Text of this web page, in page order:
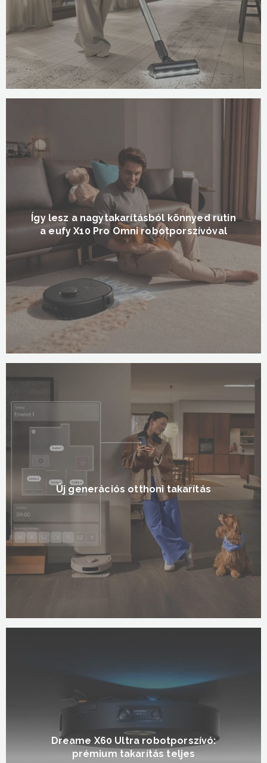
Így lesz a nagytakarításból könnyed rutin
a eufy X10 Pro Omni robotporszívóval
Új generációs otthoni takarítás
Dreame X60 Ultra robotporszívó:
prémium takarítás teljes